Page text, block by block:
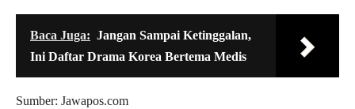
Baca Juga: Jangan Sampai Ketinggalan,
Ini Daftar Drama Korea Bertema Medis
Sumber: Jawapos.com